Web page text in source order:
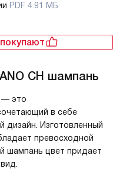
PDF 4.91 МБ
CH шампань
— это
в себе
дизайн. Изготовленный
превосходной
шампань цвет придает